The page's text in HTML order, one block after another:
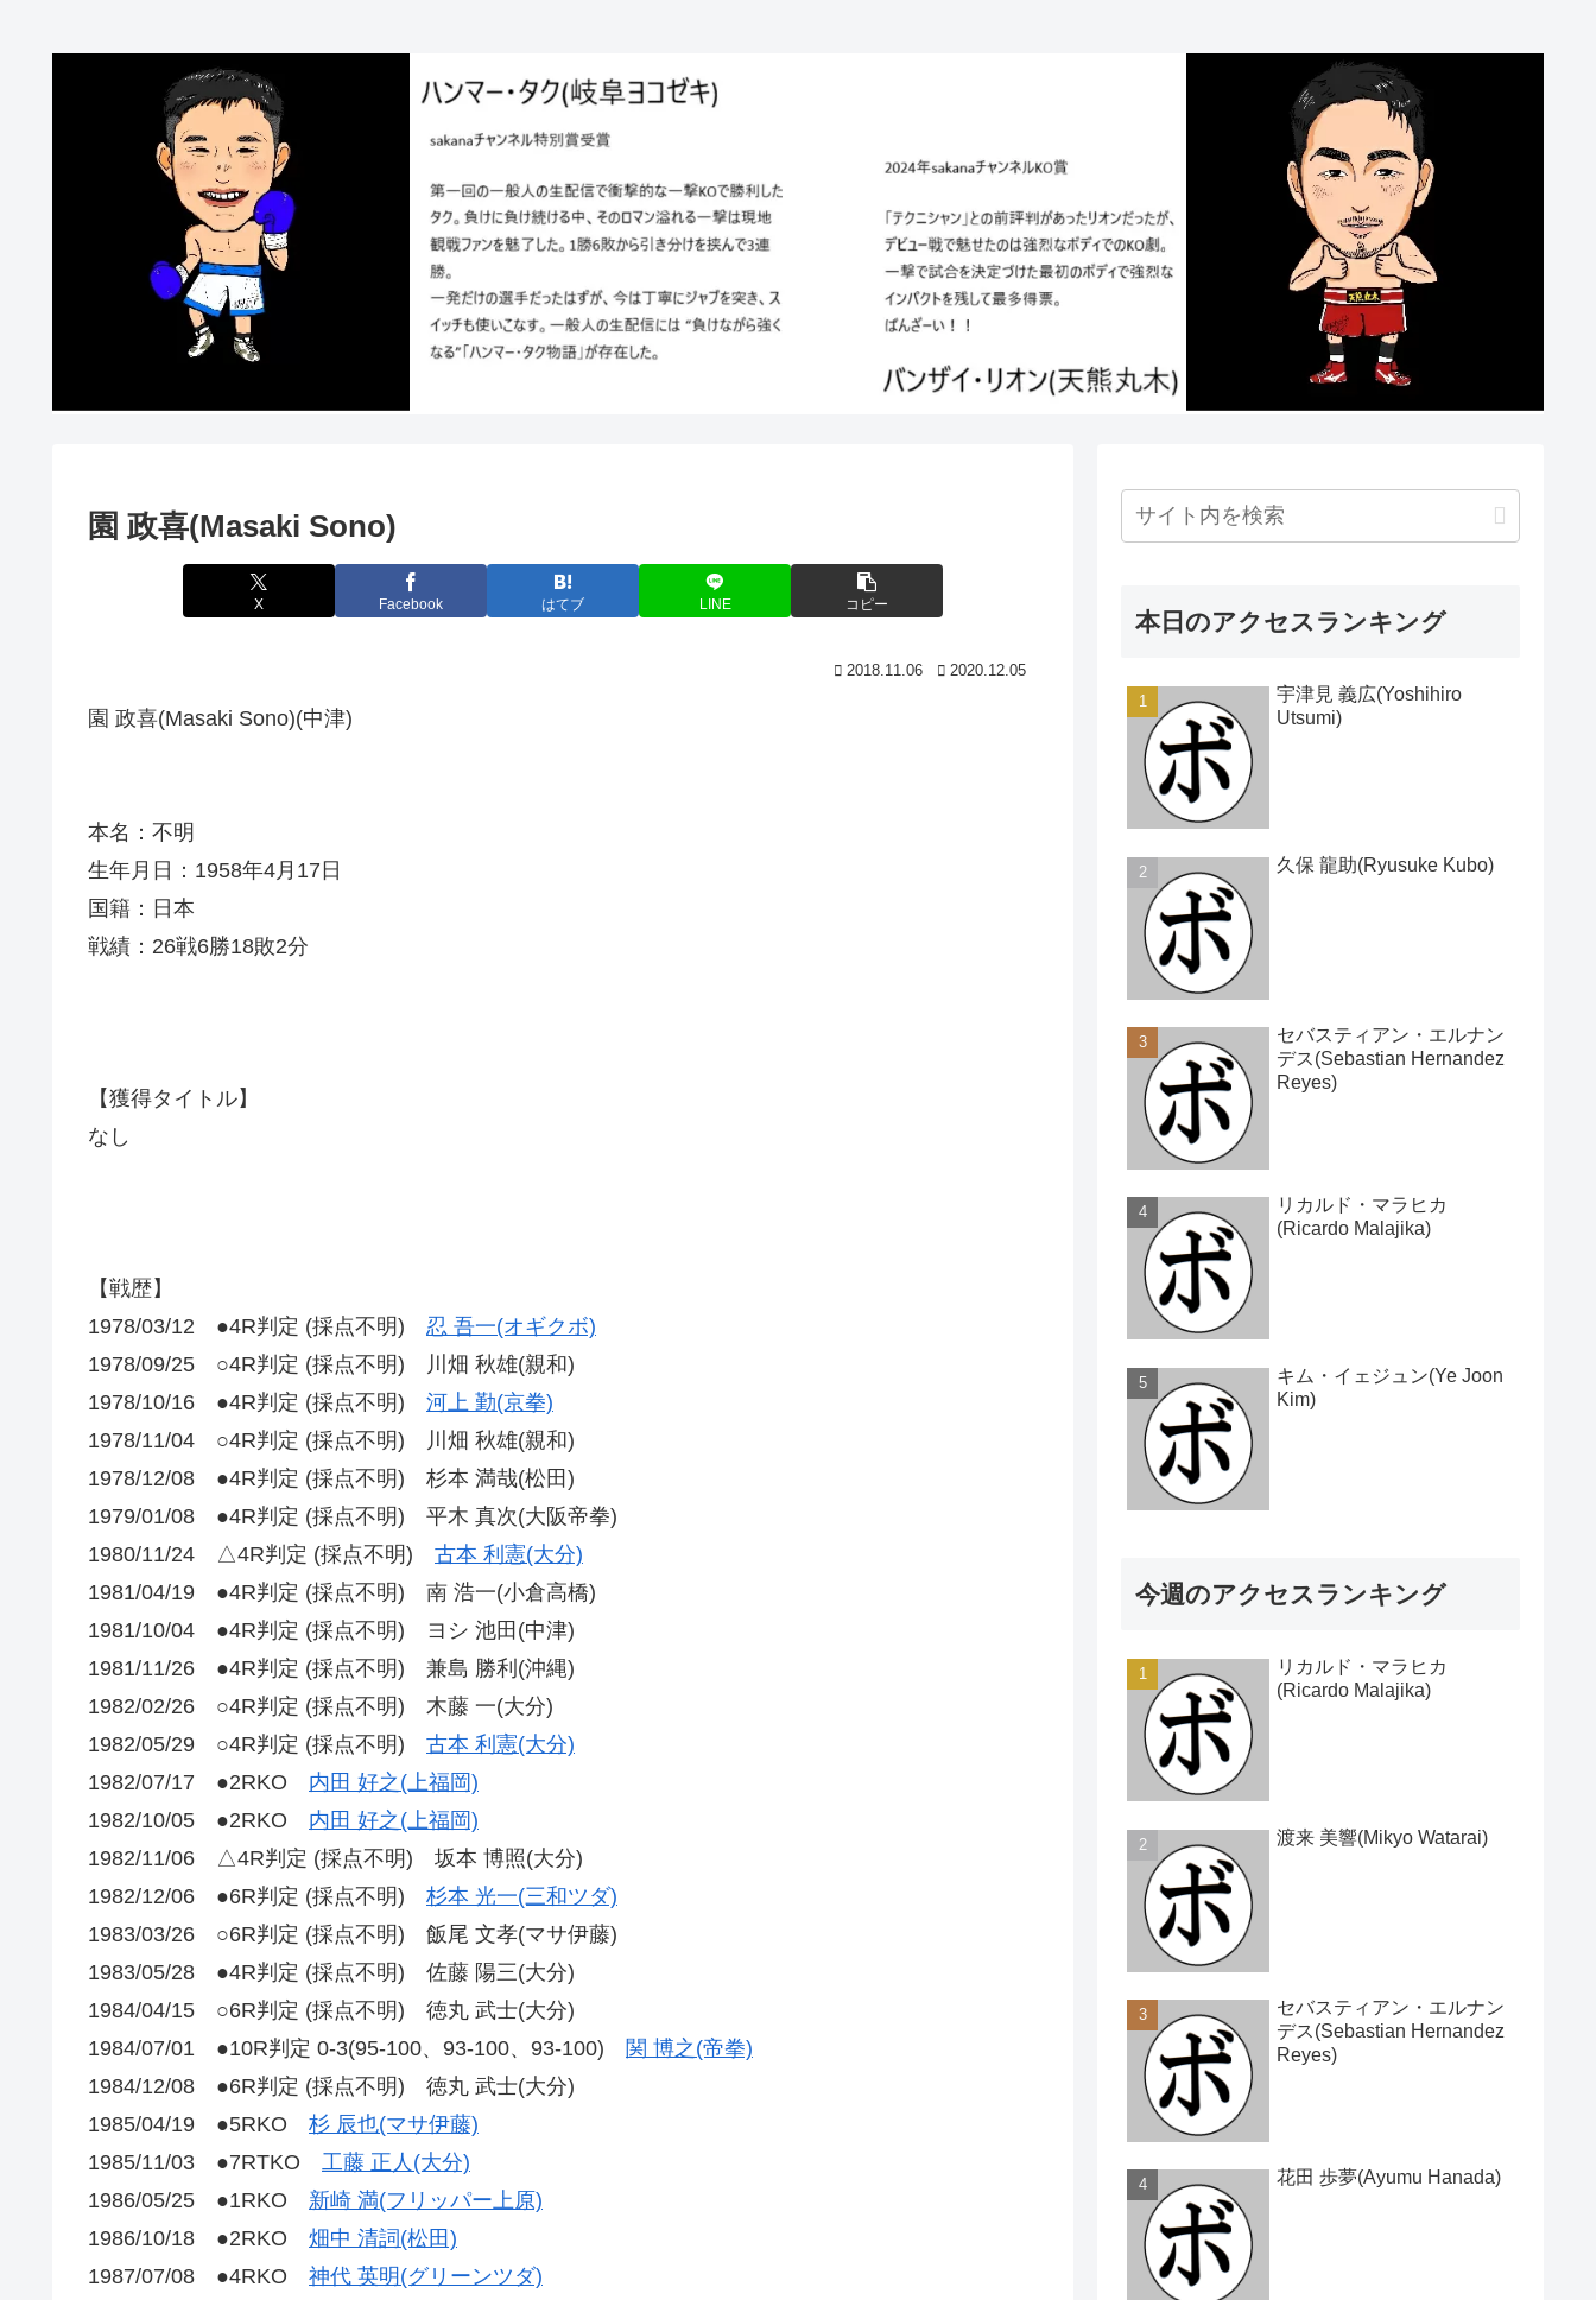
園 政喜(Masaki Sono)
X Facebook はてブ LINE コピー
2018.11.06 2020.12.05
園 政喜(Masaki Sono)(中津)
本名：不明
生年月日：1958年4月17日
国籍：日本
戦績：26戦6勝18敗2分
【獲得タイトル】
なし
【戦歴】
1978/03/12 ●4R判定 (採点不明) 忍 吾一(オギクボ)
1978/09/25 ○4R判定 (採点不明) 川畑 秋雄(親和)
1978/10/16 ●4R判定 (採点不明) 河上 勤(京拳)
1978/11/04 ○4R判定 (採点不明) 川畑 秋雄(親和)
1978/12/08 ●4R判定 (採点不明) 杉本 満哉(松田)
1979/01/08 ●4R判定 (採点不明) 平木 真次(大阪帝拳)
1980/11/24 △4R判定 (採点不明) 古本 利憲(大分)
1981/04/19 ●4R判定 (採点不明) 南 浩一(小倉高橋)
1981/10/04 ●4R判定 (採点不明) ヨシ 池田(中津)
1981/11/26 ●4R判定 (採点不明) 兼島 勝利(沖縄)
1982/02/26 ○4R判定 (採点不明) 木藤 一(大分)
1982/05/29 ○4R判定 (採点不明) 古本 利憲(大分)
1982/07/17 ●2RKO 内田 好之(上福岡)
1982/10/05 ●2RKO 内田 好之(上福岡)
1982/11/06 △4R判定 (採点不明) 坂本 博照(大分)
1982/12/06 ●6R判定 (採点不明) 杉本 光一(三和ツダ)
1983/03/26 ○6R判定 (採点不明) 飯尾 文孝(マサ伊藤)
1983/05/28 ●4R判定 (採点不明) 佐藤 陽三(大分)
1984/04/15 ○6R判定 (採点不明) 徳丸 武士(大分)
1984/07/01 ●10R判定 0-3(95-100、93-100、93-100) 関 博之(帝拳)
1984/12/08 ●6R判定 (採点不明) 徳丸 武士(大分)
1985/04/19 ●5RKO 杉 辰也(マサ伊藤)
1985/11/03 ●7RTKO 工藤 正人(大分)
1986/05/25 ●1RKO 新崎 満(フリッパー上原)
1986/10/18 ●2RKO 畑中 清詞(松田)
1987/07/08 ●4RKO 神代 英明(グリーンツダ)
本日のアクセスランキング
宇津見 義広(Yoshihiro
Utsumi)
久保 龍助(Ryusuke Kubo)
セバスティアン・エルナン
デス(Sebastian Hernandez
Reyes)
リカルド・マラヒカ
(Ricardo Malajika)
キム・イェジュン(Ye Joon
Kim)
今週のアクセスランキング
リカルド・マラヒカ
(Ricardo Malajika)
渡来 美響(Mikyo Watarai)
セバスティアン・エルナン
デス(Sebastian Hernandez
Reyes)
花田 歩夢(Ayumu Hanada)